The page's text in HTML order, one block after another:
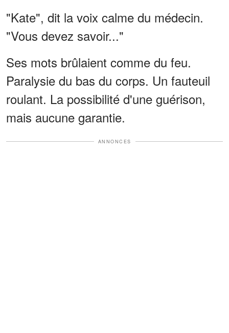
"Kate", dit la voix calme du médecin.
"Vous devez savoir..."
Ses mots brûlaient comme du feu.
Paralysie du bas du corps. Un fauteuil
roulant. La possibilité d'une guérison,
mais aucune garantie.
ANNONCES